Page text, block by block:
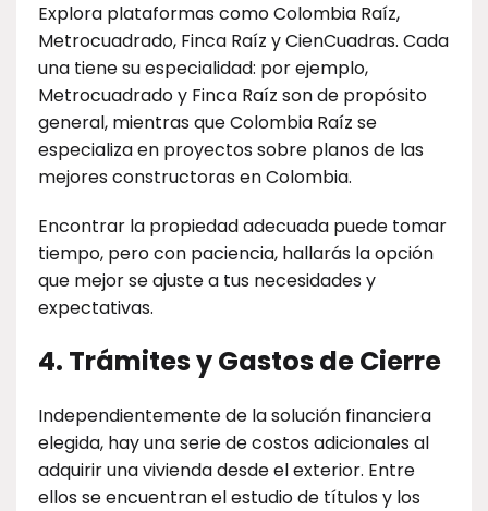
Explora plataformas como Colombia Raíz,
Metrocuadrado, Finca Raíz y CienCuadras. Cada
una tiene su especialidad: por ejemplo,
Metrocuadrado y Finca Raíz son de propósito
general, mientras que Colombia Raíz se
especializa en proyectos sobre planos de las
mejores constructoras en Colombia.
Encontrar la propiedad adecuada puede tomar
tiempo, pero con paciencia, hallarás la opción
que mejor se ajuste a tus necesidades y
expectativas.
4. Trámites y Gastos de Cierre
Independientemente de la solución financiera
elegida, hay una serie de costos adicionales al
adquirir una vivienda desde el exterior. Entre
ellos se encuentran el estudio de títulos y los